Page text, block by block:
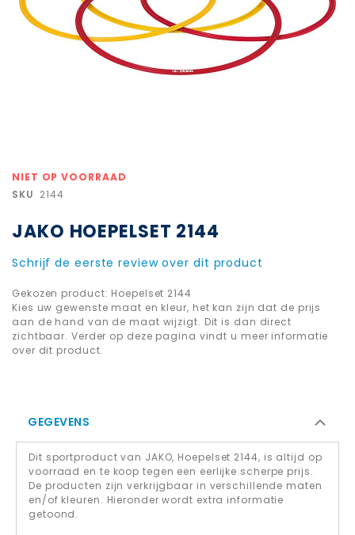
NIET OP VOORRAAD
SKU 2144
JAKO HOEPELSET 2144
Schrijf de eerste review over dit product
Gekozen product: Hoepelset 2144
Kies uw gewenste maat en kleur, het kan zijn dat de prijs
aan de hand van de maat wijzigt. Dit is dan direct
zichtbaar. Verder op deze pagina vindt u meer informatie
over dit product.
Ga
naar
van
afbeeldingen-
GEGEVENS
Dit sportproduct van JAKO, Hoepelset 2144, is altijd op
voorraad en te koop tegen een eerlijke scherpe prijs.
De producten zijn verkrijgbaar in verschillende maten
en/of kleuren. Hieronder wordt extra informatie
getoond.